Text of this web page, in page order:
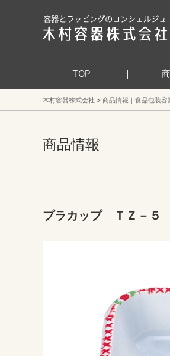
TOP
木村容器株式会社 商品情報｜食品包装
商品情報
プラカップ ＴＺ－